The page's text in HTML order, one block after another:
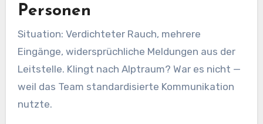
Personen
Situation: Verdichteter Rauch, mehrere
Eingänge, widersprüchliche Meldungen aus der
Leitstelle. Klingt nach Alptraum? War es nicht —
weil das Team standardisierte Kommunikation
nutzte.